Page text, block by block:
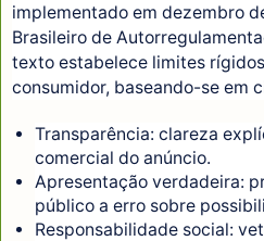
implementado em dezembro
Brasileiro de
texto estabelece limites
consumidor, baseando-se em
Transparência: clareza
comercial do anúncio.
Apresentação verdadeira:
público a erro sobre
Responsabilidade social: